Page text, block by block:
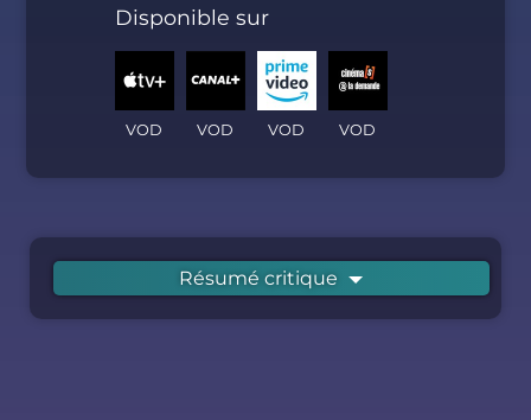
Disponible sur
VOD VOD VOD VOD
Résumé critique